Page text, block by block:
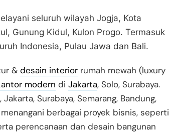
seluruh wilayah Jogja, Kota
Gunung Kidul, Kulon Progo. Termasuk
Indonesia, Pulau Jawa dan Bali.
& desain interior rumah mewah (luxury
modern di Jakarta, Solo, Surabaya.
Surabaya, Semarang, Bandung,
berbagai proyek bisnis, seperti
perencanaan dan desain bangunan